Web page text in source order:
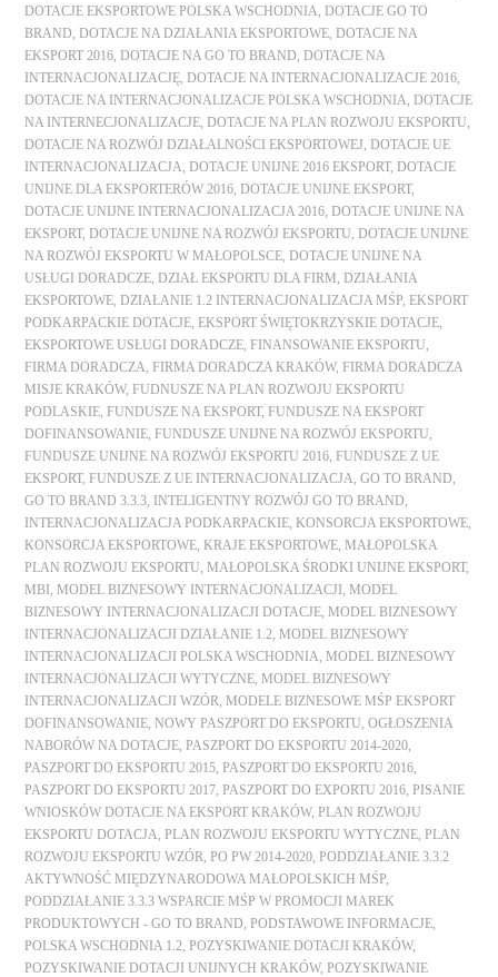
DOTACJE EKSPORTOWE POLSKA WSCHODNIA,DOTACJE GO TO
BRAND,DOTACJE NA DZIAŁANIA EKSPORTOWE,DOTACJE NA
EKSPORT 2016,DOTACJE NA GO TO BRAND,DOTACJE NA
INTERNACJONALIZACJĘ,DOTACJE NA INTERNACJONALIZACJE 2016,
DOTACJE NA INTERNACJONALIZACJE POLSKA WSCHODNIA,DOTACJE
NA INTERNECJONALIZACJE,DOTACJE NA PLAN ROZWOJU EKSPORTU,
DOTACJE NA ROZWÓJ DZIAŁALNOŚCI EKSPORTOWEJ,DOTACJE UE
INTERNACJONALIZACJA,DOTACJE UNIJNE 2016 EKSPORT,DOTACJE
UNIJNE DLA EKSPORTERÓW 2016,DOTACJE UNIJNE EKSPORT,
DOTACJE UNIJNE INTERNACJONALIZACJA 2016,DOTACJE UNIJNE NA
EKSPORT,DOTACJE UNIJNE NA ROZWÓJ EKSPORTU,DOTACJE UNIJNE
NA ROZWÓJ EKSPORTU W MAŁOPOLSCE,DOTACJE UNIJNE NA
USŁUGI DORADCZE,DZIAŁ EKSPORTU DLA FIRM,DZIAŁANIA
EKSPORTOWE,DZIAŁANIE 1.2 INTERNACJONALIZACJA MŚP,EKSPORT
PODKARPACKIE DOTACJE,EKSPORT ŚWIĘTOKRZYSKIE DOTACJE,
EKSPORTOWE USŁUGI DORADCZE, FINANSOWANIE EKSPORTU,
FIRMA DORADCZA, FIRMA DORADCZA KRAKÓW, FIRMA DORADCZA
MISJE KRAKÓW, FUDNUSZE NA PLAN ROZWOJU EKSPORTU
PODLASKIE, FUNDUSZE NA EKSPORT, FUNDUSZE NA EKSPORT
DOFINANSOWANIE, FUNDUSZE UNIJNE NA ROZWÓJ EKSPORTU,
FUNDUSZE UNIJNE NA ROZWÓJ EKSPORTU 2016, FUNDUSZE Z UE
EKSPORT, FUNDUSZE Z UE INTERNACJONALIZACJA,GO TO BRAND,
GO TO BRAND 3.3.3, INTELIGENTNY ROZWÓJ GO TO BRAND,
INTERNACJONALIZACJA PODKARPACKIE,KONSORCJA EKSPORTOWE,
KONSORCJA EKSPORTOWE,KRAJE EKSPORTOWE,MAŁOPOLSKA
PLAN ROZWOJU EKSPORTU,MAŁOPOLSKA ŚRODKI UNIJNE EKSPORT,
MBI ,MODEL BIZNESOWY INTERNACJONALIZACJI ,MODEL
BIZNESOWY INTERNACJONALIZACJI DOTACJE,MODEL BIZNESOWY
INTERNACJONALIZACJI DZIAŁANIE 1.2,MODEL BIZNESOWY
INTERNACJONALIZACJI POLSKA WSCHODNIA,MODEL BIZNESOWY
INTERNACJONALIZACJI WYTYCZNE,MODEL BIZNESOWY
INTERNACJONALIZACJI WZÓR,MODELE BIZNESOWE MŚP EKSPORT
DOFINANSOWANIE,NOWY PASZPORT DO EKSPORTU,OGŁOSZENIA
NABORÓW NA DOTACJE, PASZPORT DO EKSPORTU 2014-2020,
PASZPORT DO EKSPORTU 2015, PASZPORT DO EKSPORTU 2016,
PASZPORT DO EKSPORTU 2017, PASZPORT DO EXPORTU 2016, PISANIE
WNIOSKÓW DOTACJE NA EKSPORT KRAKÓW, PLAN ROZWOJU
EKSPORTU DOTACJA, PLAN ROZWOJU EKSPORTU WYTYCZNE, PLAN
ROZWOJU EKSPORTU WZÓR, PO PW 2014-2020, PODDZIAŁANIE 3.3.2
AKTYWNOŚĆ MIĘDZYNARODOWA MAŁOPOLSKICH MŚP,
PODDZIAŁANIE 3.3.3 WSPARCIE MŚP W PROMOCJI MAREK
PRODUKTOWYCH - GO TO BRAND, PODSTAWOWE INFORMACJE,
POLSKA WSCHODNIA 1.2, POZYSKIWANIE DOTACJI KRAKÓW,
POZYSKIWANIE DOTACJI UNIJNYCH KRAKÓW, POZYSKIWANIE